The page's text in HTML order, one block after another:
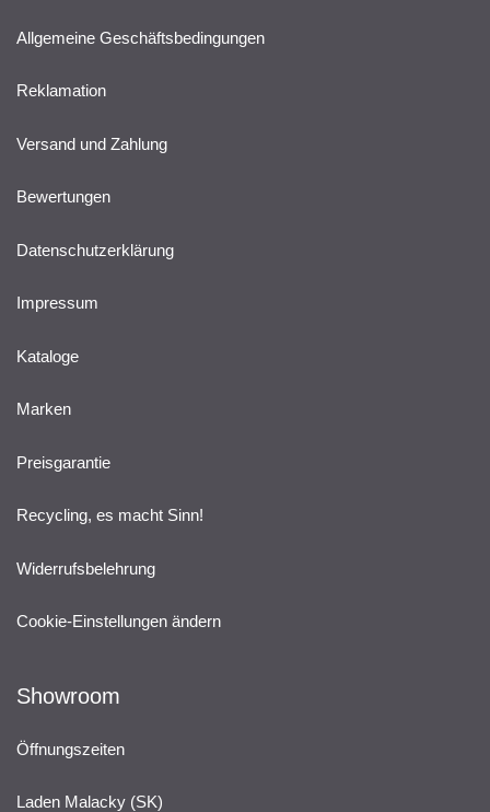
Allgemeine Geschäftsbedingungen
Reklamation
Versand und Zahlung
Bewertungen
Datenschutzerklärung
Impressum
Kataloge
Marken
Preisgarantie
Recycling, es macht Sinn!
Widerrufsbelehrung
Cookie-Einstellungen ändern
Showroom
Öffnungszeiten
Laden Malacky (SK)